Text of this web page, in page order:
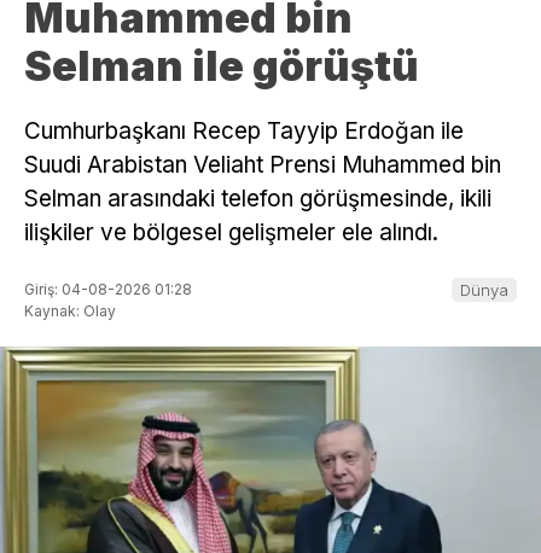
Muhammed bin
Selman ile görüştü
Cumhurbaşkanı Recep Tayyip Erdoğan ile
Suudi Arabistan Veliaht Prensi Muhammed bin
Selman arasındaki telefon görüşmesinde, ikili
ilişkiler ve bölgesel gelişmeler ele alındı.
Giriş: 04-08-2026 01:28
Kaynak: Olay
Dünya